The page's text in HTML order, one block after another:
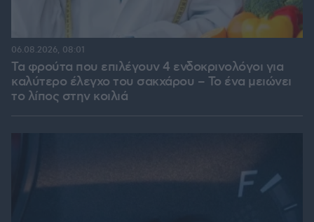
Τα φρούτα που επιλέγουν 4 ενδοκρινολόγοι για
καλύτερο έλεγχο του σακχάρου – Το ένα μειώνει
το λίπος στην κοιλιά
06.08.2026, 08:01